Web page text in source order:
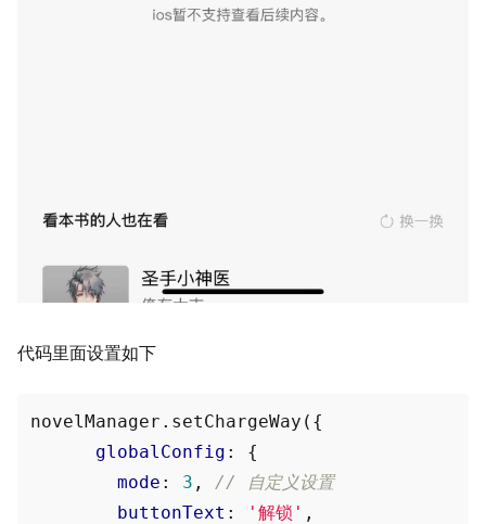
代码里面设置如下
novelManager.setChargeWay({
globalConfig : {
mode : 3 , // 自定义设置
buttonText : '解锁' ,